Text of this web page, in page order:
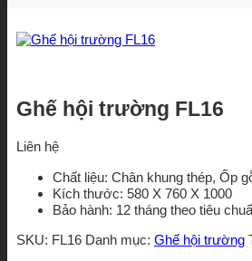
Ghế hội trường FL16
Liên hệ
Chất liệu: Chân khung thép, Ốp
Kích thước: 580 X 760 X 1000
Bảo hành: 12 tháng theo tiêu
SKU: FL16 Danh mục: Ghế hội trường